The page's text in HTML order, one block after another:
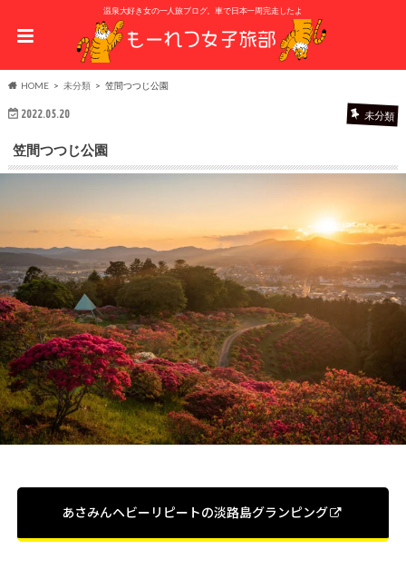
温泉大好き女の一人旅ブログ。車で日本一周完走したよ
HOME 未分類 笠間つつじ公園
2022.05.20 未分類
笠間つつじ公園
あさみんヘビーリピートの淡路島グランピング